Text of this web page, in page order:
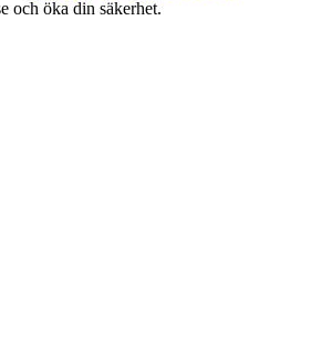
och öka din säkerhet.